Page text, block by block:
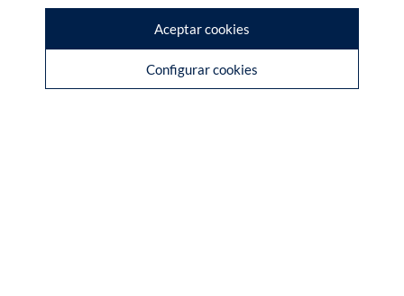
Aceptar cookies
Configurar cookies